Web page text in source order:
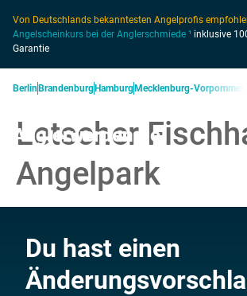
Von Deutschlands bekanntesten Angelprofis
Angelscheinkurs bei der Anglerschmiede ¹ inklusive
Garantie
Berlin Brandenburg Hamburg Mecklenburg-Vorpommern
Anglerwerden.de
Letscher
Angelpark
Du hast einen